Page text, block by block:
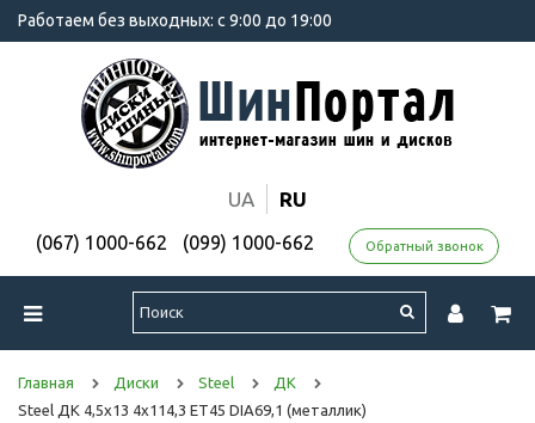
Работаем без выходных: с 9:00 до 19:00
UA RU
(067) 1000-662 (099) 1000-662 Обратный звонок
Главная Диски Steel
ДК
Steel ДК 4,5x13 4x114,3 ET45 DIA69,1 (металлик)